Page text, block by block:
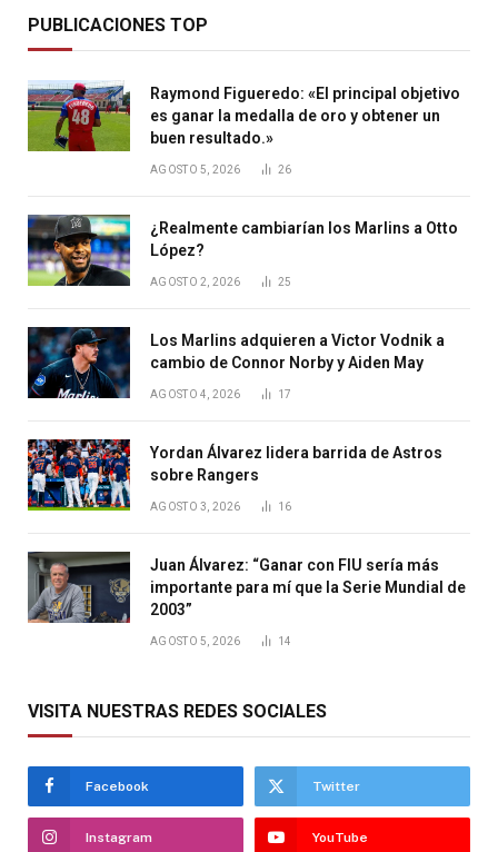
PUBLICACIONES TOP
Raymond Figueredo: «El principal objetivo
es ganar la medalla de oro y obtener un
buen resultado.»
AGOSTO 5, 2026 26
¿Realmente cambiarían los Marlins a Otto
López?
AGOSTO 2, 2026 25
Los Marlins adquieren a Victor Vodnik a
cambio de Connor Norby y Aiden May
AGOSTO 4, 2026 17
Yordan Álvarez lidera barrida de Astros
sobre Rangers
AGOSTO 3, 2026 16
Juan Álvarez: “Ganar con FIU sería más
importante para mí que la Serie Mundial de
2003”
AGOSTO 5, 2026 14
VISITA NUESTRAS REDES SOCIALES
Facebook Twitter
Instagram YouTube